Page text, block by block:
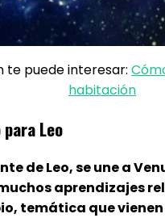
te puede interesar:
habitación
Leo
de Leo, se une a
aprendizajes
temática que